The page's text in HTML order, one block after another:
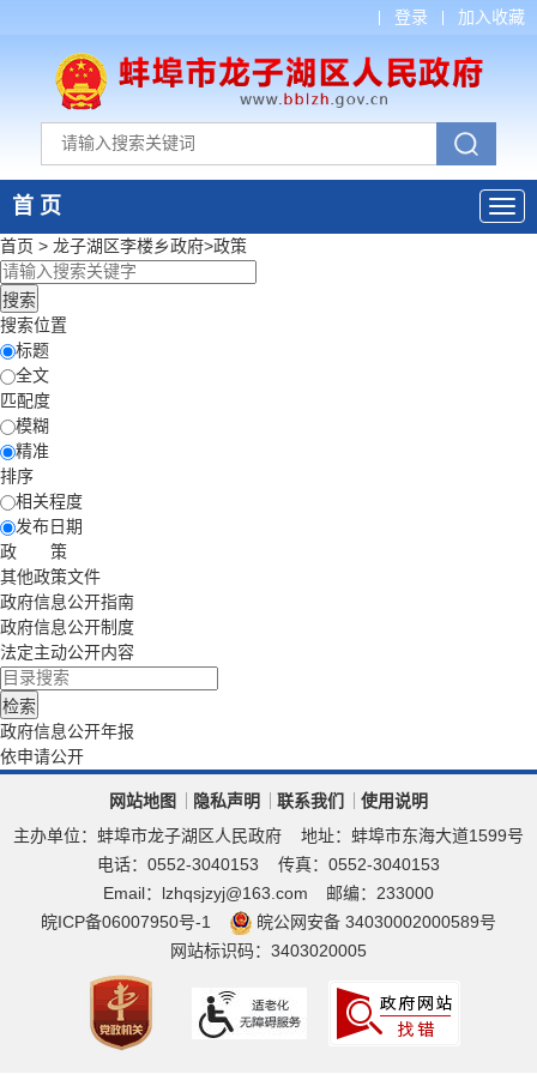
登录 加入收藏
首 页
首页 > 龙子湖区李楼乡政府>政策
搜索位置
标题
全文
匹配度
模糊
精准
排序
相关程度
发布日期
政 策
其他政策文件
政府信息公开指南
政府信息公开制度
法定主动公开内容
政府信息公开年报
依申请公开
网站地图 隐私声明 联系我们
使用说明
主办单位：蚌埠市龙子湖区人民政府
地址：蚌埠市东海大道1599号
电话：0552-3040153
传真：0552-3040153
Email：lzhqsjzyj@163.com
邮编：233000
皖ICP备06007950号-1
皖公网安备 34030002000589号
网站标识码：3403020005